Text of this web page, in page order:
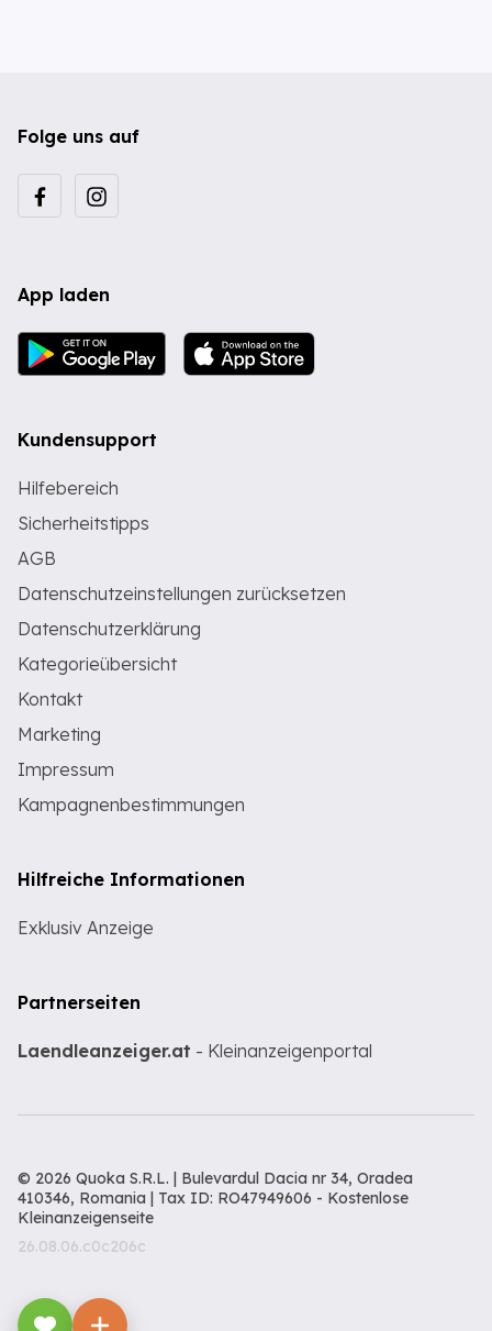
Folge uns auf
App laden
Kundensupport
Hilfebereich
Sicherheitstipps
AGB
Datenschutzeinstellungen zurücksetzen
Datenschutzerklärung
Kategorieübersicht
Kontakt
Marketing
Impressum
Kampagnenbestimmungen
Hilfreiche Informationen
Exklusiv Anzeige
Partnerseiten
Laendleanzeiger.at - Kleinanzeigenportal
© 2026 Quoka S.R.L. | Bulevardul Dacia nr 34, Oradea
410346, Romania | Tax ID: RO47949606 - Kostenlose
Kleinanzeigenseite
26.08.06.c0c206c